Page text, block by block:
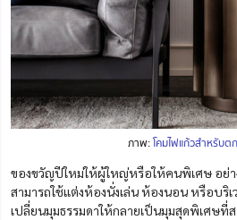
ภาพ:โคมไฟแก้วสำหรับต
ของขวัญปีใหม่ให้ผู้ใหญ่หรือให้คนพิเศษ อย่า
สามารถใช้แต่งห้องนั่งเล่น ห้องนอน หรือบริ
เปลี่ยนมุมธรรมดาให้กลายเป็นมุมสุดพิเศษที่